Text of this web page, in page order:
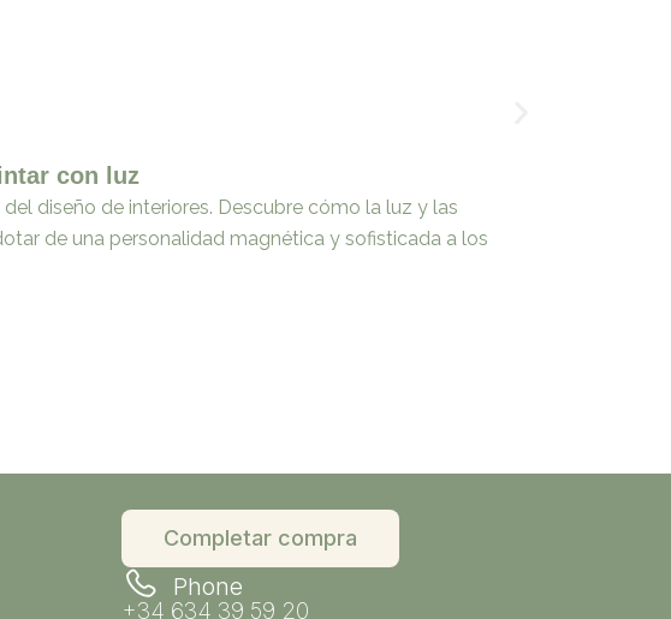
con luz
diseño de interiores. Descubre cómo la luz y las
de una personalidad magnética y sofisticada a los
Completar compra
Phone
+34 634 39 59 20